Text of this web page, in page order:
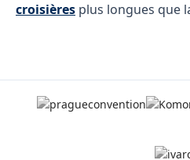
croisières plus longues que